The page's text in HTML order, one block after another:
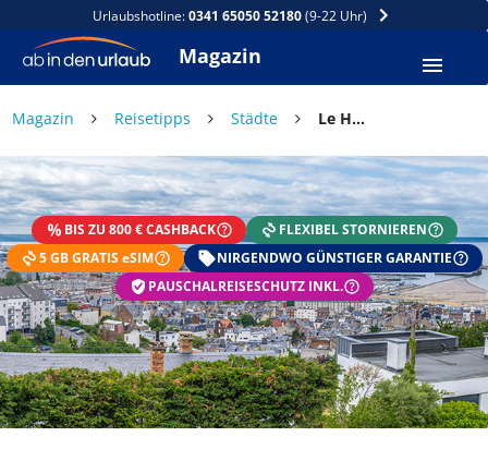
Urlaubshotline:0341 65050 52180(9-22 Uhr)
Magazin
Magazin Reisetipps Städte Le Havre in Frankreich besuchen
BIS ZU 800 € CASHBACK
FLEXIBEL STORNIEREN
5 GB GRATIS eSIM
NIRGENDWO GÜNSTIGER GARANTIE
PAUSCHALREISESCHUTZ INKL.